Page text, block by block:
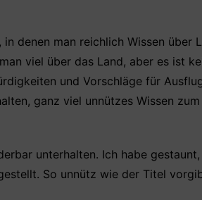
denen man reichlich Wissen über
viel über das Land, aber es ist
und Vorschläge für
ganz viel unnützes Wissen
unterhalten. Ich habe
So unnütz wie der Titel